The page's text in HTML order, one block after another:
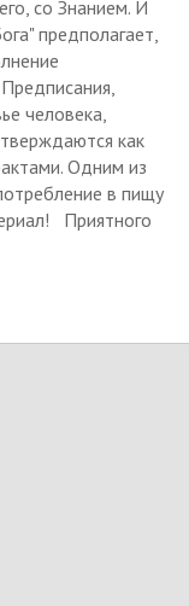
со Знанием. И
предполагает,
человека,
как
Одним из
в пищу
Приятного